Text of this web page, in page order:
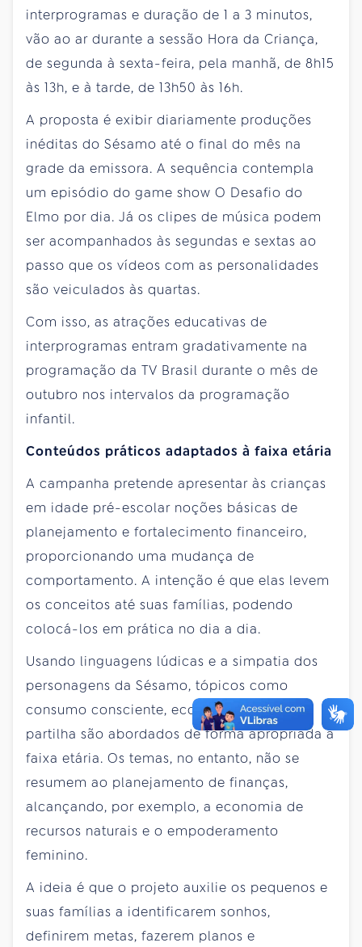
interprogramas e duração de 1 a 3 minutos,
vão ao ar durante a sessão Hora da Criança,
de segunda à sexta-feira, pela manhã, de 8h15
às 13h, e à tarde, de 13h50 às 16h.
A proposta é exibir diariamente produções
inéditas do Sésamo até o final do mês na
grade da emissora. A sequência contempla
um episódio do game show O Desafio do
Elmo por dia. Já os clipes de música podem
ser acompanhados às segundas e sextas ao
passo que os vídeos com as personalidades
são veiculados às quartas.
Com isso, as atrações educativas de
interprogramas entram gradativamente na
programação da TV Brasil durante o mês de
outubro nos intervalos da programação
infantil.
Conteúdos práticos adaptados à faixa etária
A campanha pretende apresentar às crianças
em idade pré-escolar noções básicas de
planejamento e fortalecimento financeiro,
proporcionando uma mudança de
comportamento. A intenção é que elas levem
os conceitos até suas famílias, podendo
colocá-los em prática no dia a dia.
Usando linguagens lúdicas e a simpatia dos
personagens da Sésamo, tópicos como
consumo consciente, economia, reuso e
partilha são abordados de forma apropriada à
faixa etária. Os temas, no entanto, não se
resumem ao planejamento de finanças,
alcançando, por exemplo, a economia de
recursos naturais e o empoderamento
feminino.
A ideia é que o projeto auxilie os pequenos e
suas famílias a identificarem sonhos,
definirem metas, fazerem planos e